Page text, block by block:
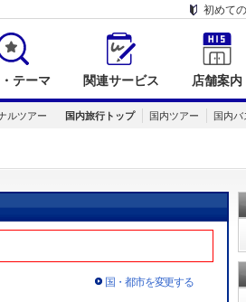
初めて
テーマ 関連サービス 店舗案内
ルツアー 国内旅行トップ 国内ツアー 国内バ
国・都市を変更する